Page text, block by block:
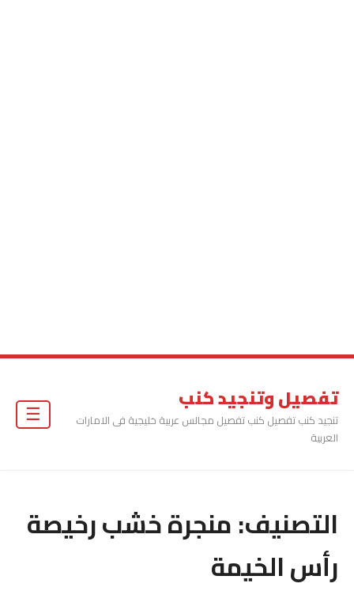
تفصيل وتنجيد كنب
تنجيد كنب تفصيل كنب تفصيل مجالس عربية خليجية فى الامارات
العربية
التصنيف:منجرة خشب رخيصة
رأس الخيمة